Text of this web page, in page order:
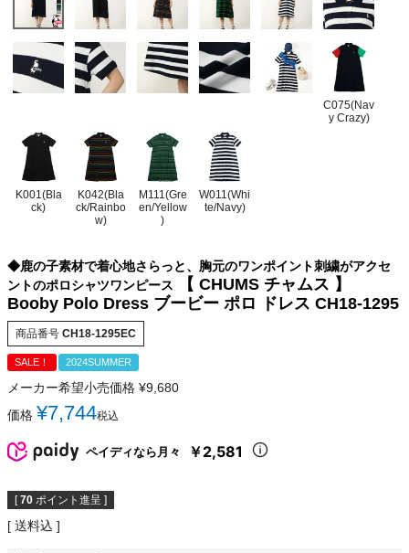
C075(Nav
y Crazy)
K001(Bla
ck)
K042(Bla
ck/Rainbo
w)
M111(Gre
en/Yellow
)
W011(Whi
te/Navy)
◆鹿の子素材で着心地さらっと、胸元のワンポイント刺繍がアクセ
ントのポロシャツワンピース
【 CHUMS チャムス 】
Booby Polo Dress ブービー ポロ ドレス CH18-1295
商品番号 CH18-1295EC
SALE！ 2024SUMMER
メーカー希望小売価格 ¥9,680
価格 ¥7,744税込
ペイディなら月々 ￥2,581
[ 70 ポイント進呈 ]
送料込